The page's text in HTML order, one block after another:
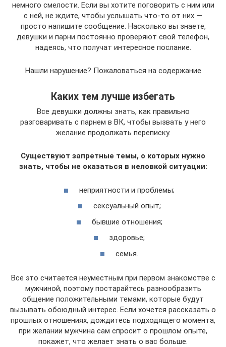
немного смелости. Если вы хотите поговорить с ним или
с ней, не ждите, чтобы услышать что-то от них —
просто напишите сообщение. Насколько вы знаете,
девушки и парни постоянно проверяют свой телефон,
надеясь, что получат интересное послание.
Нашли нарушение? Пожаловаться на содержание
Каких тем лучше избегать
Все девушки должны знать, как правильно
разговаривать с парнем в ВК, чтобы вызвать у него
желание продолжать переписку.
Существуют запретные темы, о которых нужно
знать, чтобы не оказаться в неловкой ситуации:
неприятности и проблемы;
сексуальный опыт;
бывшие отношения;
здоровье;
семья.
Все это считается неуместным при первом знакомстве с
мужчиной, поэтому постарайтесь разнообразить
общение положительными темами, которые будут
вызывать обоюдный интерес. Если хочется рассказать о
прошлых отношениях, дождитесь подходящего момента,
при желании мужчина сам спросит о прошлом опыте,
покажет, что желает знать о вас больше.